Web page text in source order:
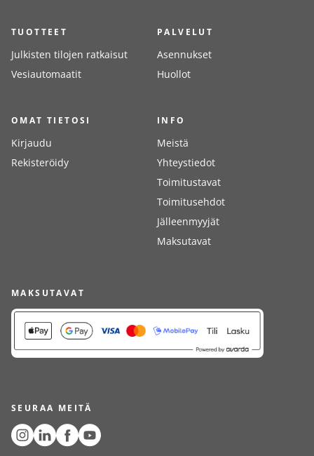
TUOTTEET
Julkisten tilojen ratkaisut
Vesiautomaatit
PALVELUT
Asennukset
Huollot
OMAT TIETOSI
Kirjaudu
Rekisteröidy
INFO
Meistä
Yhteystiedot
Toimitustavat
Toimitusehdot
Jälleenmyyjät
Maksutavat
MAKSUTAVAT
SEURAA MEITÄ